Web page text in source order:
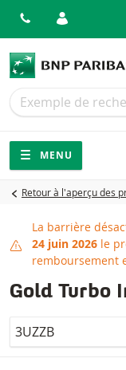
Recherche
Navigation
MENU
Retour à l'aperçu des
Barrière
La barrière
24 juin 2026 le
remboursement
Gold Turbo
LocalCode